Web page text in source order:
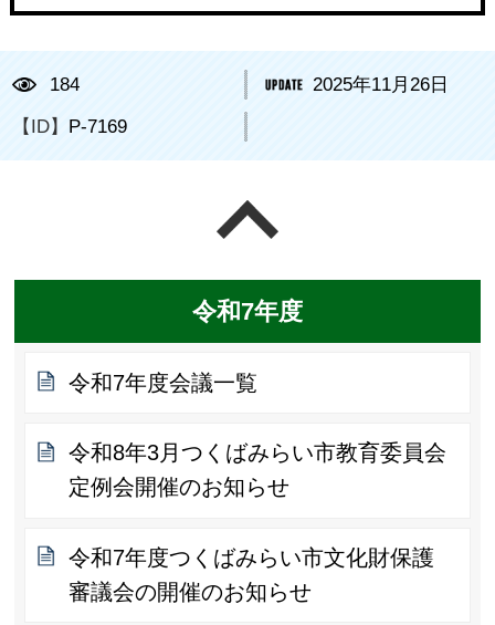
184 2025年11月26日
【ID】 P-7169
令和7年度
令和7年度会議一覧
令和8年3月つくばみらい市教育委員会
定例会開催のお知らせ
令和7年度つくばみらい市文化財保護
審議会の開催のお知らせ